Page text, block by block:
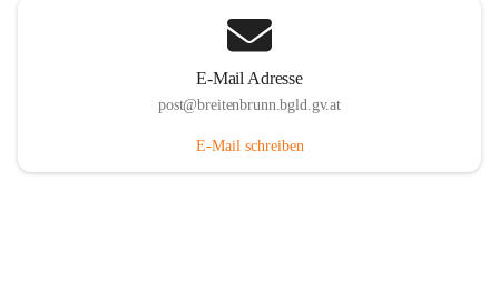
E-Mail Adresse
post@breitenbrunn.bgld.gv.at
E-Mail schreiben